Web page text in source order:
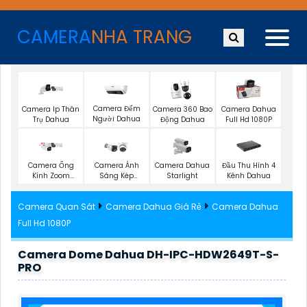
CAMERANHA TRANG
Camera Ip Thân
Trụ Dahua
Camera Đếm
Người Dahua
Camera 360 Bao
Động Dahua
Camera Dahua
Full Hd 1080P
Camera Ống
Kính Zoom
Camera Ánh
Sáng Kép
Camera Dahua
Starlight
Đầu Thu Hình 4
Kênh Dahua
Camera Quan Sát Camera Dahua Giá Rẻ
Camera Dahua
Full Hd 1080P
Camera Dome Dahua DH-IPC-HDW2649T-S-
PRO